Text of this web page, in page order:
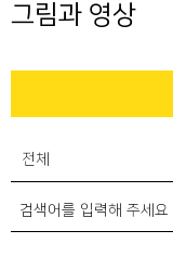
그림과 영상
전체